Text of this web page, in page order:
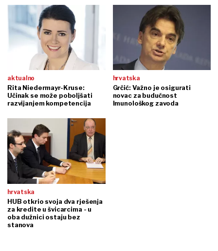
aktualno
Rita Niedermayr-Kruse:
Učinak se može poboljšati
razvijanjem kompetencija
hrvatska
Grčić: Važno je osigurati
novac za budućnost
Imunološkog zavoda
hrvatska
HUB otkrio svoja dva rješenja
za kredite u švicarcima - u
oba dužnici ostaju bez
stanova